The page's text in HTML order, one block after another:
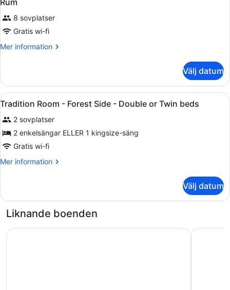
Rum
8 sovplatser
Gratis wi-fi
Mer information
Mer
Välj datum
Öppna
alla
foton
för
Tradition
Room
Side
Double
Ett hotellrum med en säng, två
4
Tradition Room - Forest Side - Double or Twin beds
2 sovplatser
2 enkelsängar ELLER 1 kingsize-säng
Gratis wi-fi
Mer information
Mer
Room
Forest
Välj datum
Liknande boenden
L'Impérial Palace Rivage